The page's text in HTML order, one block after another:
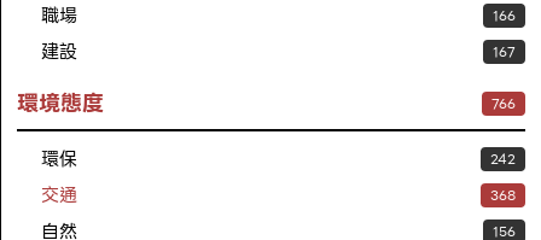
職場 166
建設 167
環境態度 766
環保 242
交通 368
自然 156